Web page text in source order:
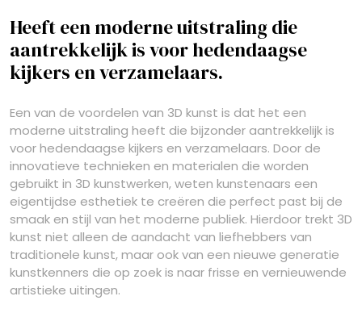
Heeft een moderne uitstraling die
aantrekkelijk is voor hedendaagse
kijkers en verzamelaars.
Een van de voordelen van 3D kunst is dat het een
moderne uitstraling heeft die bijzonder aantrekkelijk is
voor hedendaagse kijkers en verzamelaars. Door de
innovatieve technieken en materialen die worden
gebruikt in 3D kunstwerken, weten kunstenaars een
eigentijdse esthetiek te creëren die perfect past bij de
smaak en stijl van het moderne publiek. Hierdoor trekt 3D
kunst niet alleen de aandacht van liefhebbers van
traditionele kunst, maar ook van een nieuwe generatie
kunstkenners die op zoek is naar frisse en vernieuwende
artistieke uitingen.